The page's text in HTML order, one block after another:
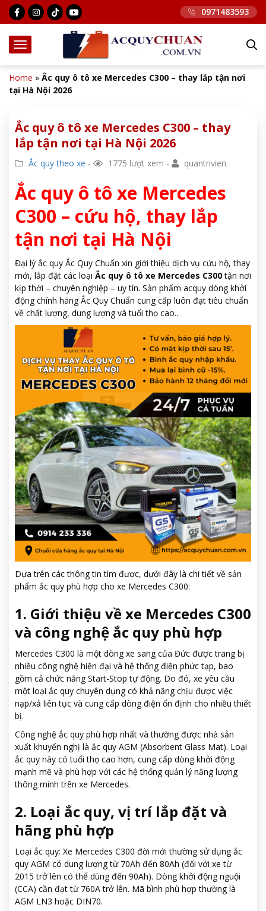
0971483593
Home » Ắc quy ô tô xe Mercedes C300 – thay lắp tận nơi
tại Hà Nội 2026
Ắc quy ô tô xe Mercedes C300 – thay
lắp tận nơi tại Hà Nội 2026
Ắc quy theo xe - 1775 lượt xem - quantrivien
Ắc quy ô tô xe Mercedes
C300 – cứu hộ, thay lắp
tận nơi tại Hà Nội
Đại lý ắc quy Ắc Quy Chuẩn xin giới thiệu dịch vụ cứu hộ, thay
mới, lắp đặt các loại Ắc quy ô tô xe Mercedes C300tận nơi
kịp thời – chuyên nghiệp – uy tín. Sản phẩm acquy dòng khởi
động chính hãng Ắc Quy Chuẩn cung cấp luôn đạt tiêu chuẩn
về chất lượng, dung lượng và tuổi thọ cao..
Dựa trên các thông tin tìm được, dưới đây là chi tiết về sản
phẩm ắc quy phù hợp cho xe Mercedes C300:
1. Giới thiệu về xe Mercedes C300
và công nghệ ắc quy phù hợp
Mercedes C300 là một dòng xe sang của Đức được trang bị
nhiều công nghệ hiện đại và hệ thống điện phức tạp, bao
gồm cả chức năng Start-Stop tự động. Do đó, xe yêu cầu
một loại ắc quy chuyên dụng có khả năng chịu được việc
nạp/xả liên tục và cung cấp dòng điện ổn định cho nhiều thiết
bị.
Công nghệ ắc quy phù hợp nhất và thường được nhà sản
xuất khuyến nghị là ắc quy AGM (Absorbent Glass Mat). Loại
ắc quy này có tuổi thọ cao hơn, cung cấp dòng khởi động
mạnh mẽ và phù hợp với các hệ thống quản lý năng lượng
thông minh trên xe Mercedes.
2. Loại ắc quy, vị trí lắp đặt và
hãng phù hợp
Loại ắc quy: Xe Mercedes C300 đời mới thường sử dụng ắc
quy AGM có dung lượng từ 70Ah đến 80Ah (đối với xe từ
2015 trở lên có thể dùng đến 90Ah). Dòng khởi động nguội
(CCA) cần đạt từ 760A trở lên. Mã bình phù hợp thường là
AGM LN3 hoặc DIN70.